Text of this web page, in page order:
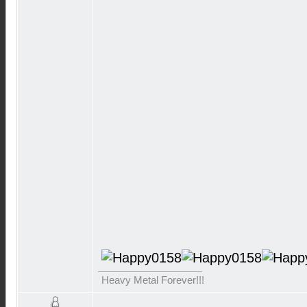
Heavy Metal Forever!!!